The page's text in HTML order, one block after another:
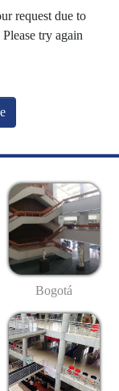
request due to
try again
Bogotá